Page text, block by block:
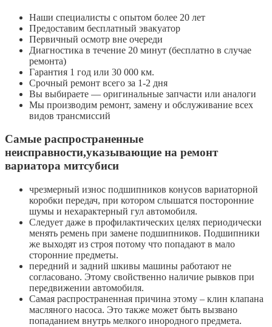
Наши специалисты с опытом более 20 лет
Предоставим бесплатный эвакуатор
Первичный осмотр вне очереди
Диагностика в течение 20 минут (бесплатно в случае
ремонта)
Гарантия 1 год или 30 000 км.
Срочный ремонт всего за 1-2 дня
Вы выбираете — оригинальные запчасти или аналоги
Мы производим ремонт, замену и обслуживание всех
видов трансмиссий
Самые распространенные
неисправности,указывающие на ремонт
вариатора митсубиси
чрезмерный износ подшипников конусов вариаторной
коробки передач, при котором слышатся посторонние
шумы и нехарактерный гул автомобиля.
Следует даже в профилактических целях периодически
менять ремень при замене подшипников. Подшипники
же выходят из строя потому что попадают в мало
сторонние предметы.
передний и задний шкивы машины работают не
согласовано. Этому свойственно наличие рывков при
передвижении автомобиля.
Самая распространенная причина этому – клин клапана
масляного насоса. Это также может быть вызвано
попаданием внутрь мелкого инородного предмета.